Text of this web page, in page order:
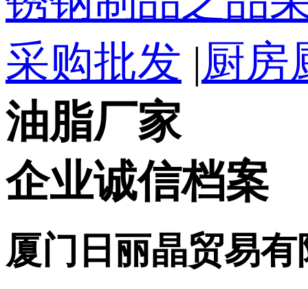
采购批发 |厨房
油脂厂家
企业诚信档案
厦门日丽晶贸易有